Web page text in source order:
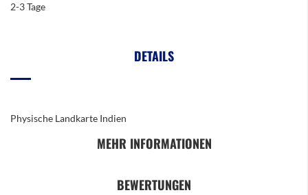
2-3 Tage
DETAILS
Physische Landkarte Indien
MEHR INFORMATIONEN
BEWERTUNGEN